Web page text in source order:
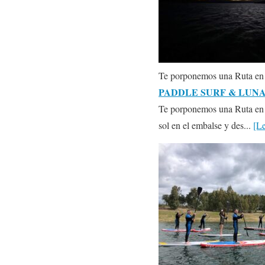
Te porponemos una Ruta
PADDLE SURF &
Te porponemos una Ruta
sol en el embalse y des...